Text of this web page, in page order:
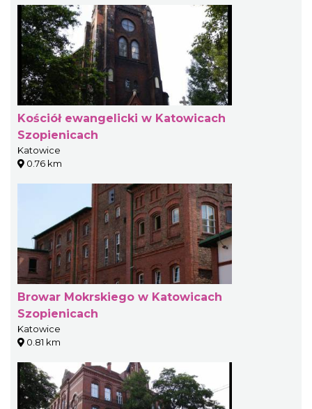
Kościół ewangelicki w Katowicach
Szopienicach
Katowice
0.76 km
Browar Mokrskiego w Katowicach
Szopienicach
Katowice
0.81 km